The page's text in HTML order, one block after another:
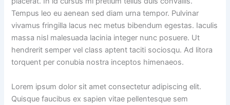
Tempus leo eu aenean sed diam urna tempor. Pulvinar
vivamus fringilla lacus nec metus bibendum egestas. Iaculis
massa nisl malesuada lacinia integer nunc posuere. Ut
hendrerit semper vel class aptent taciti sociosqu. Ad litora
torquent per conubia nostra inceptos himenaeos.
Lorem ipsum dolor sit amet consectetur adipiscing elit.
Quisque faucibus ex sapien vitae pellentesque sem